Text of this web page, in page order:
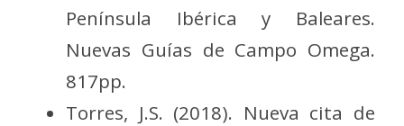
Península Ibérica y Baleares.
Nuevas Guías de Campo Omega.
817pp.
Torres, J.S. (2018). Nueva cita de